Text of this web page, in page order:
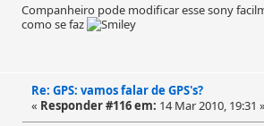
Companheiro pode modificar esse sony
como se faz
Re: GPS: vamos falar de GPS's?
« Responder #116 em: 14 Mar 2010, 19:31